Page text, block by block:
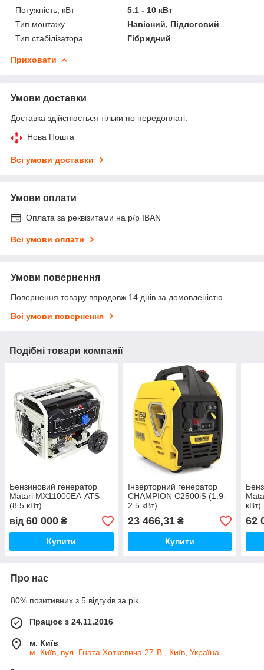
Потужність, кВт
5.1 - 10 кВт
Тип монтажу
Навісний, Підлоговий
Тип стабілізатора
Гібридний
Приховати
Умови доставки
Доставка здійснюється тільки по передоплаті.
Нова Пошта
Всі умови доставки
Умови оплати
Оплата за реквізитами на р/р IBAN
Всі умови оплати
Умови повернення
Повернення товару впродовж 14 днів за домовленістю
Всі умови повернення
Подібні товари компанії
Бензиновий генератор
Matari MX11000EA-ATS
(8.5 кВт)
від 60 000 ₴
Купити
Інверторний генератор
CHAMPION C2500iS (1.9-
2.5 кВт)
23 466,31₴
Купити
кВт)
62
Про нас
80% позитивних з 5 відгуків за рік
Працює з 24.11.2016
м. Київ
м. Київ, вул. Гната Хоткевича 27-В , Київ, Україна